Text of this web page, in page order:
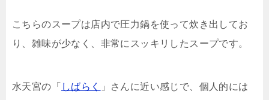
こちらのスープは店内で圧力鍋を使って炊き出してお
り、雑味が少なく、非常にスッキリしたスープです。
水天宮の「 しばらく
」さんに近い感じで、個人的には